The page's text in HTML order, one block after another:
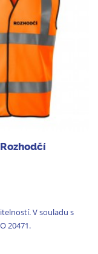
V souladu s
20471.